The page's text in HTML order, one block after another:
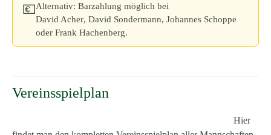
💶Alternativ: Barzahlung möglich bei
David Acher, David Sondermann, Johannes Schoppe
oder Frank Hachenberg.
Vereinsspielplan
Hier